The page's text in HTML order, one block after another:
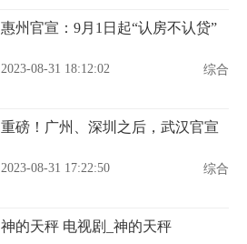
惠州官宣：9月1日起“认房不认贷”
2023-08-31 18:12:02 综合
重磅！广州、深圳之后，武汉官宣
2023-08-31 17:22:50 综合
神的天秤 电视剧_神的天秤